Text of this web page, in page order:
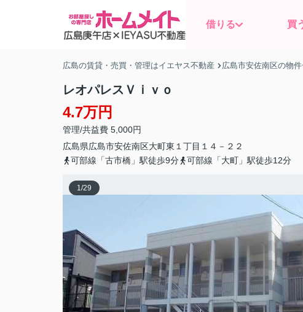
借りる 買
広島の賃貸・売買・管理はイエヤス不動産 広島市安佐南区の物件
レオパレスＶｉｖｏ
4.7万円
管理/共益費 5,000円
広島県広島市安佐南区大町東 １丁目１４－２２
可部線「古市橋」駅徒歩9分
可部線「大町」駅徒歩12分
1/29